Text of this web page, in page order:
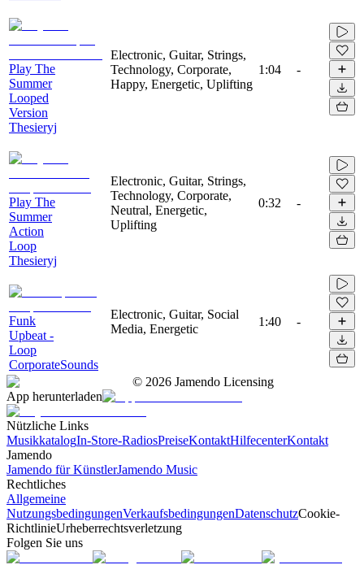
Play The
Summer
Looped
Version
Thesieryj
Electronic, Guitar, Strings,
Technology, Corporate,
Happy, Energetic, Uplifting
1:04 -
Play The
Summer
Action
Loop
Thesieryj
Electronic, Guitar, Strings,
Technology, Corporate,
Neutral, Energetic,
Uplifting
0:32 -
Funk
Upbeat -
Loop
CorporateSounds
Electronic, Guitar, Social
Media, Energetic
1:40 -
© 2026 Jamendo Licensing
App herunterladen
Nützliche Links
MusikkatalogIn-Store-RadiosPreiseKontaktHilfecenterKontakt
Jamendo
Jamendo für KünstlerJamendo Music
Rechtliches
Allgemeine
NutzungsbedingungenVerkaufsbedingungenDatenschutzCookie-
RichtlinieUrheberrechtsverletzung
Folgen Sie uns